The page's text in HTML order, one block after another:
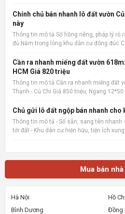
Chính chủ bán nhanh lô đất vườn
này
Thông tin mô tả Sổ hồng riêng, pháp lý rỏ
đủ Nằm trong lòng khu dân cư đông đúc
Muabannhadat.com &mdash; Sàn rao vặt
Cần ra nhanh miếng đất vườn
HCM Giá 820 triệu
Thông tin mô tả Cần ra nhanh miếng đất
Thạnh - Củ Chi Giá 850 triệu, Ngang
600m 📌 Nguồn tin: Muabannhadat.com
Chủ gửi lô đất ngộp bán nhanh cho
Thông tin mô tả - Sổ sẵn, sang tên nhanh
tới đất - Khu dân cư hiện hữu, tiện ích xung
Mua bán
Hà Nội
Hồ
Bình Dương
Đồng